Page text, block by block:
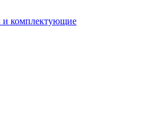
и комплектующие